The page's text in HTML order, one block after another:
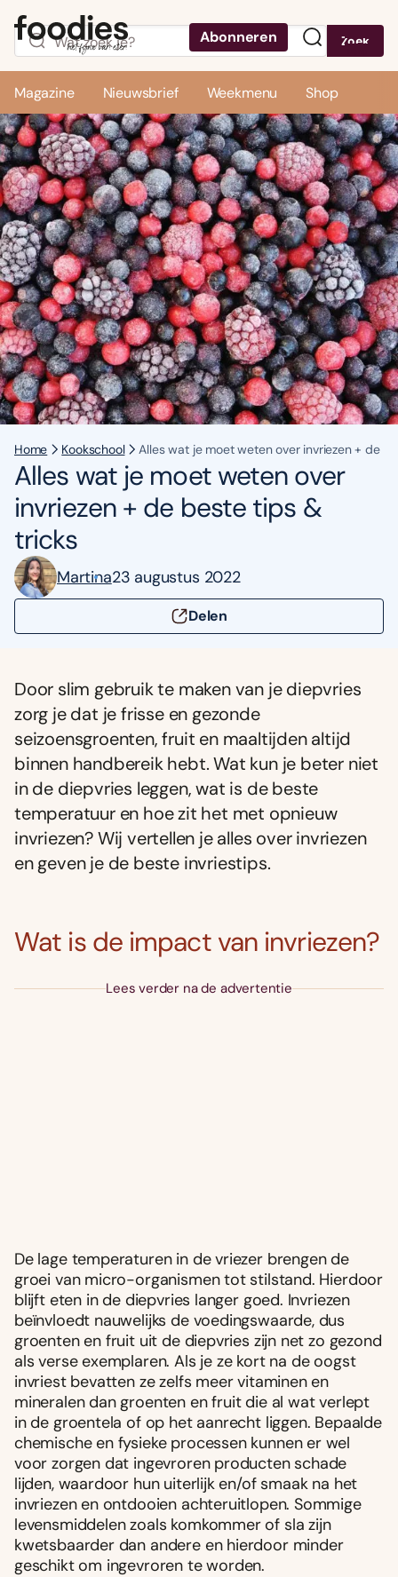
Abonneren Zoek
Magazine Nieuwsbrief Weekmenu Shop
Home Kookschool Alles wat je moet weten over invriezen + de
Alles wat je moet weten over
invriezen + de beste tips &
tricks
Martina23 augustus 2022
Delen
Door slim gebruik te maken van je diepvries
zorg je dat je frisse en gezonde
seizoensgroenten, fruit en maaltijden altijd
binnen handbereik hebt. Wat kun je beter niet
in de diepvries leggen, wat is de beste
temperatuur en hoe zit het met opnieuw
invriezen? Wij vertellen je alles over invriezen
en geven je de beste invriestips.
Wat is de impact van invriezen?
Lees verder na de advertentie
De lage temperaturen in de vriezer brengen de
groei van micro-organismen tot stilstand. Hierdoor
blijft eten in de diepvries langer goed. Invriezen
beïnvloedt nauwelijks de voedingswaarde, dus
groenten en fruit uit de diepvries zijn net zo gezond
als verse exemplaren. Als je ze kort na de oogst
invriest bevatten ze zelfs meer vitaminen en
mineralen dan groenten en fruit die al wat verlept
in de groentela of op het aanrecht liggen. Bepaalde
chemische en fysieke processen kunnen er wel
voor zorgen dat ingevroren producten schade
lijden, waardoor hun uiterlijk en/of smaak na het
invriezen en ontdooien achteruitlopen. Sommige
levensmiddelen zoals komkommer of sla zijn
kwetsbaarder dan andere en hierdoor minder
geschikt om ingevroren te worden.